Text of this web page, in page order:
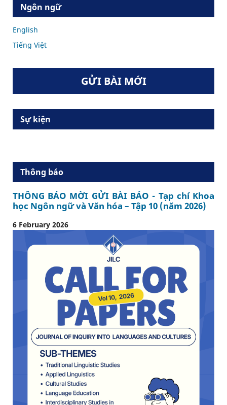
Ngôn ngữ
English
Tiếng Việt
GỬI BÀI MỚI
Sự kiện
Thông báo
THÔNG BÁO MỜI GỬI BÀI BÁO - Tạp chí Khoa
học Ngôn ngữ và Văn hóa – Tập 10 (năm 2026)
6 February 2026